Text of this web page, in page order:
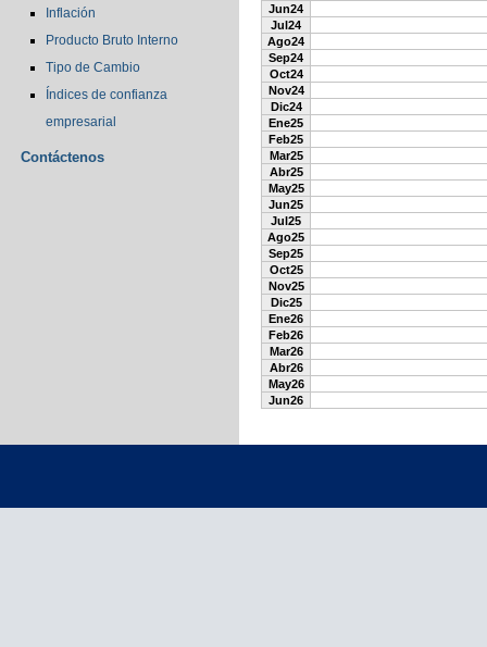
Inflación
Producto Bruto Interno
Tipo de Cambio
Índices de confianza
empresarial
Contáctenos
Jun24
Jul24
Ago24
Sep24
Oct24
Nov24
Dic24
Ene25
Feb25
Mar25
Abr25
May25
Jun25
Jul25
Ago25
Sep25
Oct25
Nov25
Dic25
Ene26
Feb26
Mar26
Abr26
May26
Jun26